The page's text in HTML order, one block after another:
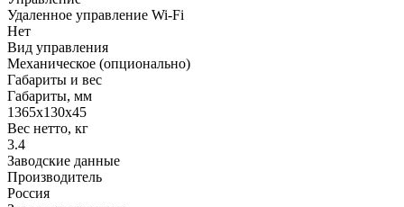
Удаленное управление Wi-Fi
Нет
Вид управления
Механическое (опционально)
Габариты и вес
Габариты, мм
1365x130х45
Вес нетто, кг
3.4
Заводские данные
Производитель
Россия